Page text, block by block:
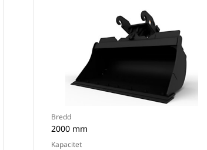
Bredd
2000 mm
Kapacitet